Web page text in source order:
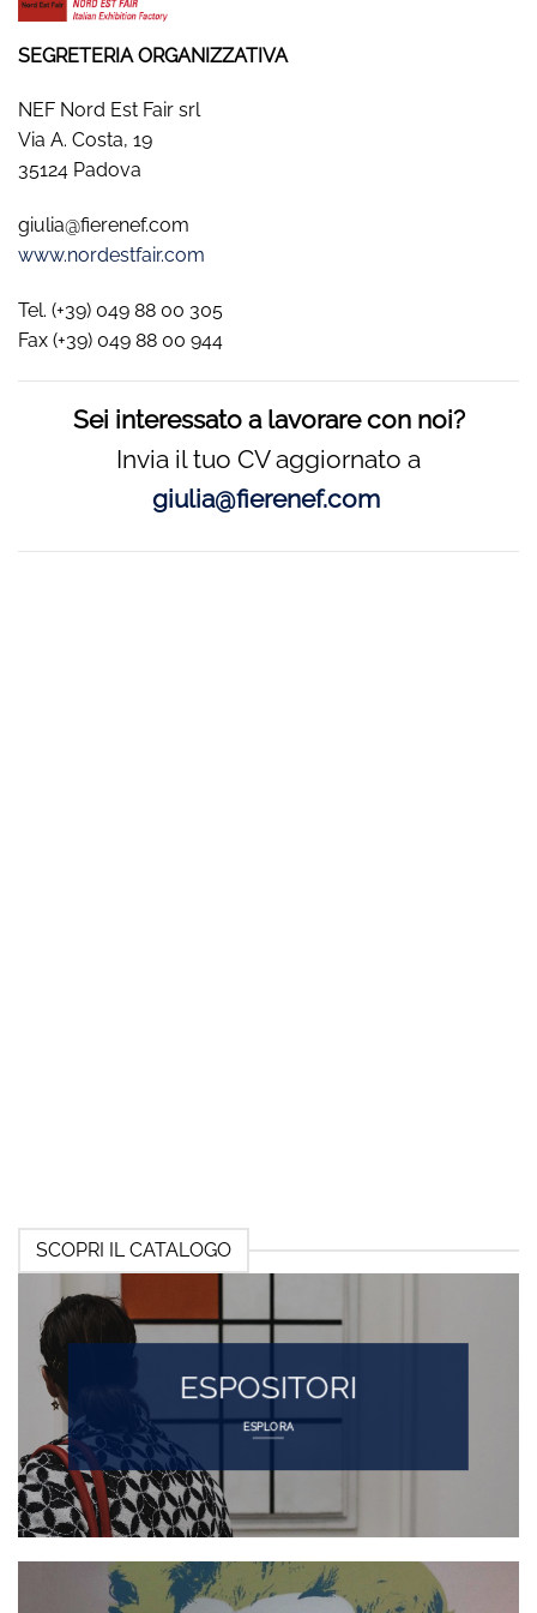
SEGRETERIA ORGANIZZATIVA
NEF Nord Est Fair srl
Via A. Costa, 19
35124 Padova
giulia@fierenef.com
www.nordestfair.com
Tel. (+39) 049 88 00 305
Fax (+39) 049 88 00 944
Sei interessato a lavorare con noi?
Invia il tuo CV aggiornato a
giulia@fierenef.com
SCOPRI IL CATALOGO
ESPOSITORI
ESPLORA